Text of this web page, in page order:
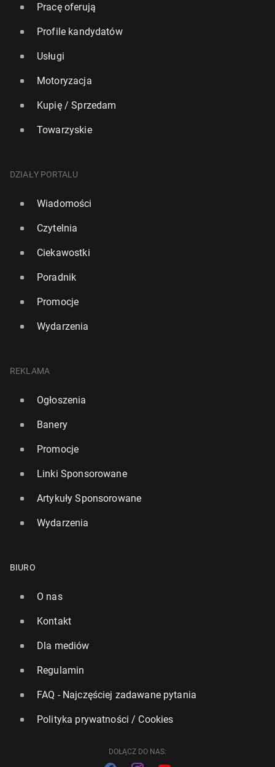
Pracę oferują
Profile kandydatów
Usługi
Motoryzacja
Kupię / Sprzedam
Towarzyskie
DZIAŁY PORTALU
Wiadomości
Czytelnia
Ciekawostki
Poradnik
Promocje
Wydarzenia
REKLAMA
Ogłoszenia
Banery
Promocje
Linki Sponsorowane
Artykuły Sponsorowane
Wydarzenia
BIURO
O nas
Kontakt
Dla mediów
Regulamin
FAQ - Najczęściej zadawane pytania
Polityka prywatności / Cookies
DOŁĄCZ DO NAS: